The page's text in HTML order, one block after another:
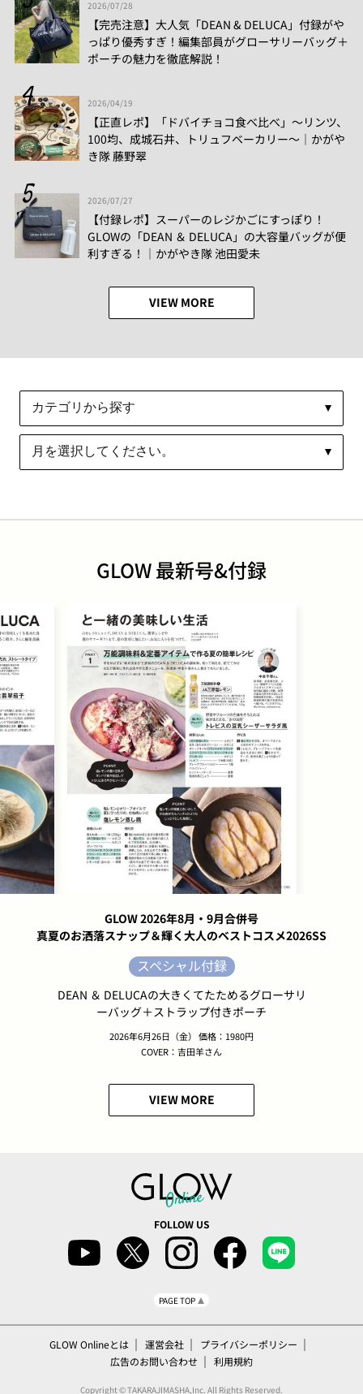
2026/07/28
【完売注意】大人気「DEAN & DELUCA」付録がや
っぱり優秀すぎ！編集部員がグローサリーバッグ＋
ポーチの魅力を徹底解説！
2026/04/19
【正直レポ】「ドバイチョコ食べ比べ」～リンツ、
100均、成城石井、トリュフベーカリー～｜かがや
き隊 藤野翠
2026/07/27
【付録レポ】スーパーのレジかごにすっぽり！
GLOWの「DEAN ＆ DELUCA」の大容量バッグが便
利すぎる！│かがやき隊 池田愛未
VIEW MORE
GLOW 最新号&付録
GLOW 2026年8月・9月合併号
真夏のお洒落スナップ＆輝く大人のベストコスメ2026SS
スペシャル付録
DEAN ＆ DELUCAの大きくてたためるグローサリ
ーバッグ＋ストラップ付きポーチ
2026年6月26日（金） 価格：1980円
COVER：吉田羊さん
VIEW MORE
FOLLOW US
PAGE TOP
GLOW Onlineとは 運営会社
プライバシーポリシー
広告のお問い合わせ
利用規約
Copyright © TAKARAJIMASHA,Inc. All Rights Reserved.